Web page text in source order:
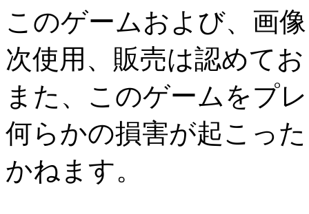
このゲームおよび、画
次使用、販売は認めて
また、このゲームをプ
何らかの損害が起こっ
かねます。